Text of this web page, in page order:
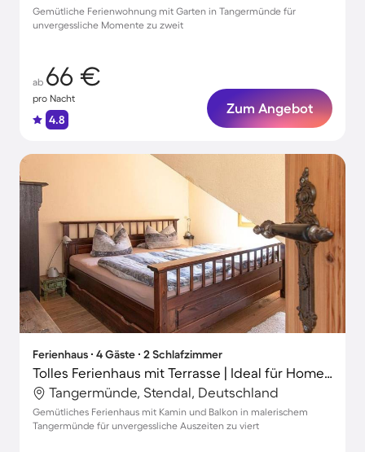
Gemütliche Ferienwohnung mit Garten in Tangermünde für
unvergessliche Momente zu zweit
ab 66 €
pro Nacht
4.8
Zum Angebot
Ferienhaus ∙ 4 Gäste ∙ 2 Schlafzimmer
Tolles Ferienhaus mit Terrasse | Ideal für Homeoffice
Tangermünde, Stendal, Deutschland
Gemütliches Ferienhaus mit Kamin und Balkon in malerischem
Tangermünde für unvergessliche Auszeiten zu viert